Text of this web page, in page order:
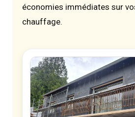
économies immédiates sur
chauffage.